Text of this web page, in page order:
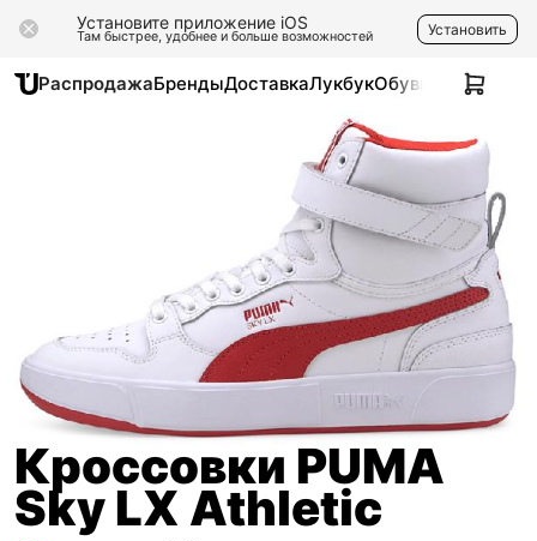
Установите приложение iOS
Там быстрее, удобнее и больше возможностей Установить
РаспродажаБрендыДоставкаЛукбукОбувь Одежда
Кроссовки PUMA
Sky LX Athletic